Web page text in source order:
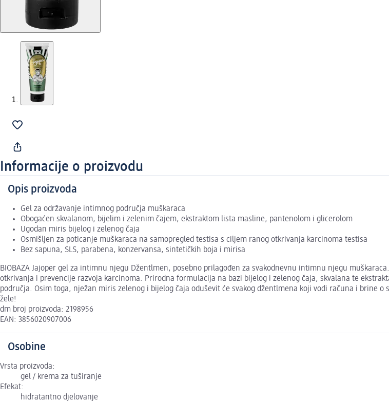
Informacije o proizvodu
Opis proizvoda
Gel za održavanje intimnog područja muškaraca
Obogaćen skvalanom, bijelim i zelenim čajem, ekstraktom lista masline, pantenolom i glicerolom
Ugodan miris bijelog i zelenog čaja
Osmišljen za poticanje muškaraca na samopregled testisa s ciljem ranog otkrivanja karcinoma testisa
Bez sapuna, SLS, parabena, konzervansa, sintetičkih boja i mirisa
BIOBAZA Jajoper gel za intimnu njegu Džentlmen, posebno prilagođen za svakodnevnu intimnu njegu
otkrivanja i prevencije razvoja karcinoma. Prirodna formulacija na bazi bijelog i zelenog čaja, skvalana te
područja. Osim toga, nježan miris zelenog i bijelog čaja oduševit će svakog džentlmena koji vodi računa i brine
žele!
dm broj proizvoda: 2198956
EAN: 3856020907006
Osobine
Vrsta proizvoda:
gel / krema za tuširanje
Efekat:
hidratantno djelovanje